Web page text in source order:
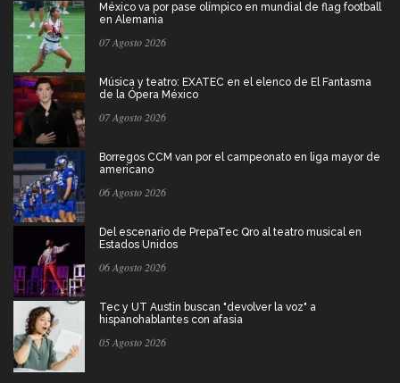
México va por pase olímpico en mundial de flag football
en Alemania
07 Agosto 2026
Música y teatro: EXATEC en el elenco de El Fantasma
de la Ópera México
07 Agosto 2026
Borregos CCM van por el campeonato en liga mayor de
americano
06 Agosto 2026
Del escenario de PrepaTec Qro al teatro musical en
Estados Unidos
06 Agosto 2026
Tec y UT Austin buscan "devolver la voz" a
hispanohablantes con afasia
05 Agosto 2026